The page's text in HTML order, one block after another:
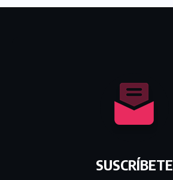
SUSCRÍBETE